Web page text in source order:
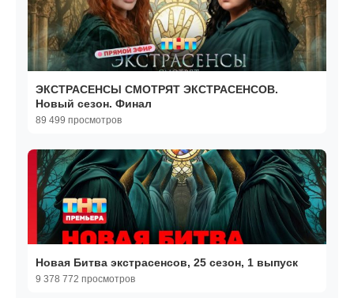
ЭКСТРАСЕНСЫ СМОТРЯТ ЭКСТРАСЕНСОВ.
Новый сезон. Финал
89 499 просмотров
Новая Битва экстрасенсов, 25 сезон, 1 выпуск
9 378 772 просмотров